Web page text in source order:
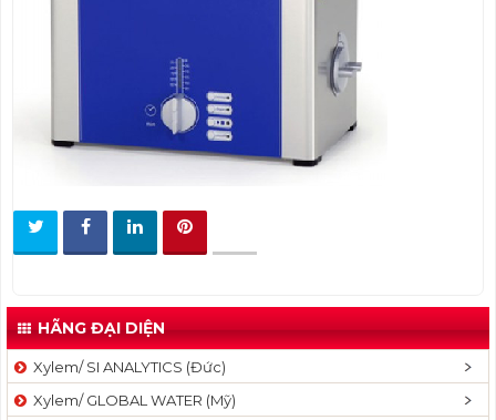
HÃNG ĐẠI DIỆN
Xylem/ SI ANALYTICS (Đức)
Xylem/ GLOBAL WATER (Mỹ)